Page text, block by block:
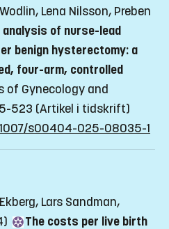
Lena Nilsson, Preben
analysis of nurse-lead
benign hysterectomy: a
four-arm, controlled
of Gynecology and
523 (Artikel i tidskrift)
s00404-025-08035-1
Lars Sandman,
The costs per live birth